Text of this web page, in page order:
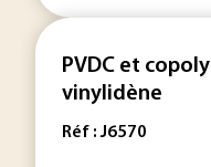
PVDC et
vinylidène
Réf : J6570